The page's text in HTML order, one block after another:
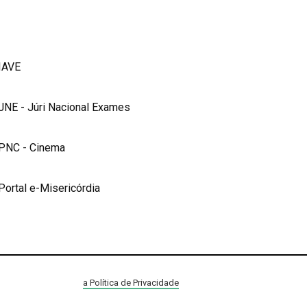
- Júri Nacional Exames
- Cinema
e-Misericórdia
a Política de Privacidade